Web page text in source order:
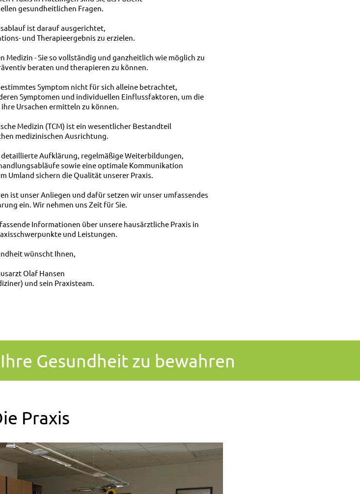
gesundheitlichen Fragen.
ist darauf ausgerichtet,
und Therapieergebnis zu erzielen.
Medizin - Sie so vollständig und ganzheitlich wie möglich zu
beraten und therapieren zu können.
Symptom nicht für sich alleine betrachtet,
Symptomen und individuellen Einflussfaktoren, um die
Ursachen ermitteln zu können.
Medizin (TCM) ist ein wesentlicher Bestandteil
medizinischen Ausrichtung.
Aufklärung, regelmäßige Weiterbildungen,
sowie eine optimale Kommunikation
Umland sichern die Qualität unserer Praxis.
ist unser Anliegen und dafür setzen wir unser umfassendes
ein. Wir nehmen uns Zeit für Sie.
Informationen über unsere hausärztliche Praxis in
und Leistungen.
wünscht Ihnen,
Olaf Hansen
und sein Praxisteam.
Gesundheit zu bewahren
Praxis